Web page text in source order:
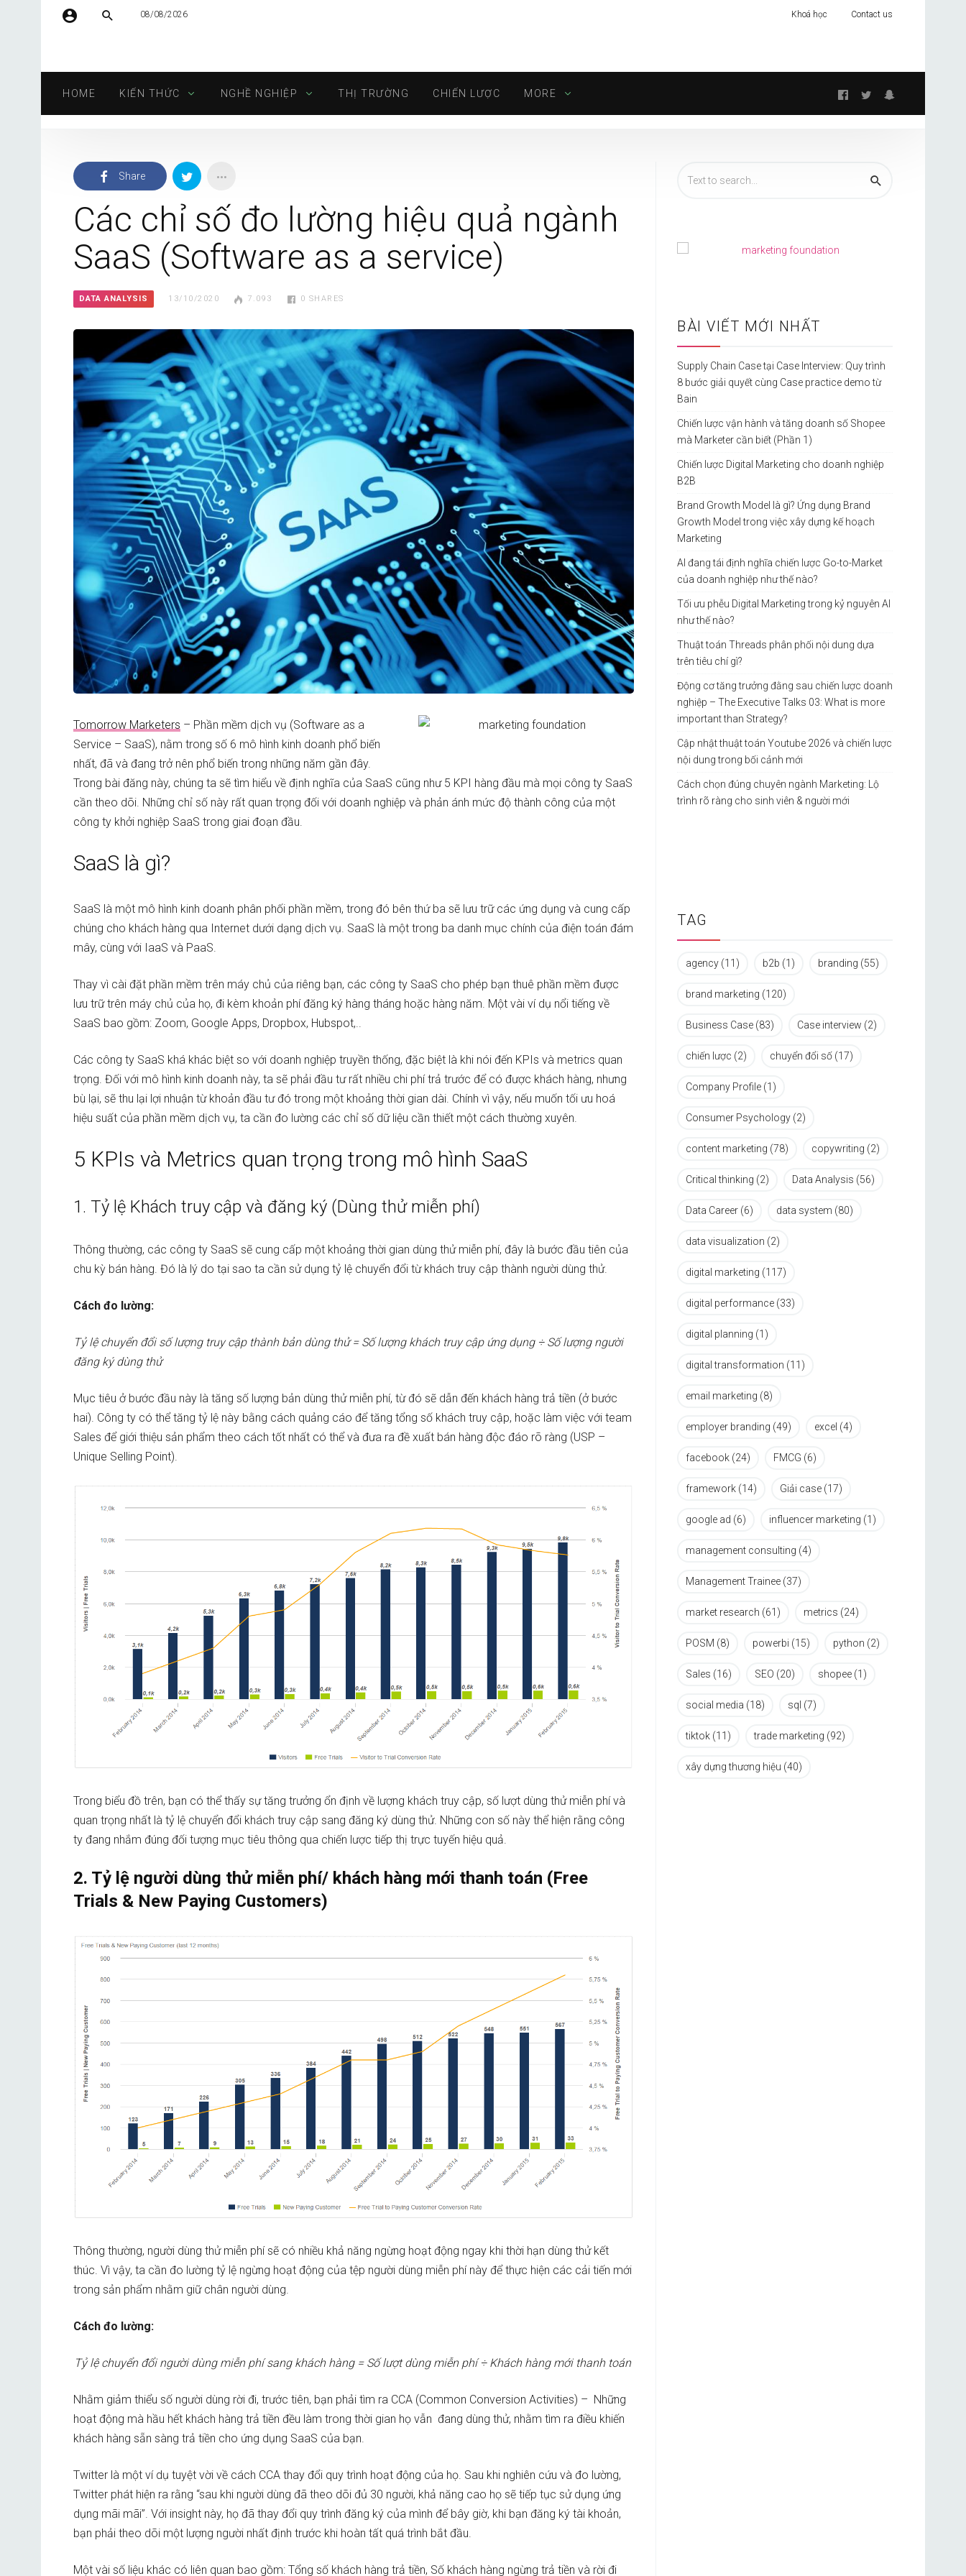
Mật khẩu
Tự động đăng nhập
08/08/2026 Khoá học Contact us
HOME KIẾN THỨC NGHỀ NGHIỆP THỊ TRƯỜNG CHIẾN LƯỢC MORE Follow
Share
Các chỉ số đo lường hiệu quả ngành
SaaS (Software as a service)
DATA ANALYSIS 13/10/2020 7.093 0 SHARES
Tomorrow Marketers – Phần mềm dịch vụ (Software as a
Service – SaaS), nằm trong số 6 mô hình kinh doanh phổ biến
nhất, đã và đang trở nên phổ biến trong những năm gần đây.
Trong bài đăng này, chúng ta sẽ tìm hiểu về định nghĩa của SaaS cũng như 5 KPI hàng đầu mà mọi công ty SaaS
cần theo dõi. Những chỉ số này rất quan trọng đối với doanh nghiệp và phản ánh mức độ thành công của một
công ty khởi nghiệp SaaS trong giai đoạn đầu.
SaaS là gì?
SaaS là một mô hình kinh doanh phân phối phần mềm, trong đó bên thứ ba sẽ lưu trữ các ứng dụng và cung cấp
chúng cho khách hàng qua Internet dưới dạng dịch vụ. SaaS là ​​một trong ba danh mục chính của điện toán đám
mây, cùng với IaaS và PaaS.
Thay vì cài đặt phần mềm trên máy chủ của riêng bạn, các công ty SaaS cho phép bạn thuê phần mềm được
lưu trữ trên máy chủ của họ, đi kèm khoản phí đăng ký hàng tháng hoặc hàng năm. Một vài ví dụ nổi tiếng về
SaaS bao gồm: Zoom, Google Apps, Dropbox, Hubspot,..
Các công ty SaaS khá khác biệt so với doanh nghiệp truyền thống, đặc biệt là khi nói đến KPIs và metrics quan
trọng. Đối với mô hình kinh doanh này, ta sẽ phải đầu tư rất nhiều chi phí trả trước để có được khách hàng, nhưng
bù lại, sẽ thu lại lợi nhuận từ khoản đầu tư đó trong một khoảng thời gian dài. Chính vì vậy, nếu muốn tối ưu hoá
hiệu suất của phần mềm dịch vụ, ta cần đo lường các chỉ số dữ liệu cần thiết một cách thường xuyên.
5 KPIs và Metrics quan trọng trong mô hình SaaS
1. Tỷ lệ Khách truy cập và đăng ký (Dùng thử miễn phí)
Thông thường, các công ty SaaS sẽ cung cấp một khoảng thời gian dùng thử miễn phí, đây là bước đầu tiên của
chu kỳ bán hàng. Đó là lý do tại sao ta cần sử dụng tỷ lệ chuyển đổi từ khách truy cập thành người dùng thử.
Cách đo lường:
Tỷ lệ chuyển đổi số lượng truy cập thành bản dùng thử = Số lượng khách truy cập ứng dụng ÷ Số lượng người
đăng ký dùng thử
Mục tiêu ở bước đầu này là tăng số lượng bản dùng thử miễn phí, từ đó sẽ dẫn đến khách hàng trả tiền (ở bước
hai). Công ty có thể tăng tỷ lệ này bằng cách quảng cáo để tăng tổng số khách truy cập, hoặc làm việc với team
Sales để giới thiệu sản phẩm theo cách tốt nhất có thể và đưa ra đề xuất bán hàng độc đáo rõ ràng (USP –
Unique Selling Point).
Trong biểu đồ trên, bạn có thể thấy sự tăng trưởng ổn định về lượng khách truy cập, số lượt dùng thử miễn phí và
quan trọng nhất là tỷ lệ chuyển đổi khách truy cập sang đăng ký dùng thử. Những con số này thể hiện rằng công
ty đang nhắm đúng đối tượng mục tiêu thông qua chiến lược tiếp thị trực tuyến hiệu quả.
2. Tỷ lệ người dùng thử miễn phí/ khách hàng mới thanh toán (Free
Trials & New Paying Customers)
Thông thường, người dùng thử miễn phí sẽ có nhiều khả năng ngừng hoạt động ngay khi thời hạn dùng thử kết
thúc. Vì vậy, ta cần đo lường tỷ lệ ngừng hoạt động của tệp người dùng miễn phí này để thực hiện các cải tiến mới
trong sản phẩm nhằm giữ chân người dùng.
Cách đo lường:
Tỷ lệ chuyển đổi người dùng miễn phí sang khách hàng = Số lượt dùng miễn phí ÷ Khách hàng mới thanh toán
Nhằm giảm thiểu số người dùng rời đi, trước tiên, bạn phải tìm ra CCA (Common Conversion Activities) – Những
hoạt động mà hầu hết khách hàng trả tiền đều làm trong thời gian họ vẫn đang dùng thử, nhằm tìm ra điều khiến
khách hàng sẵn sàng trả tiền cho ứng dụng SaaS của bạn.
Twitter là một ví dụ tuyệt vời về cách CCA thay đổi quy trình hoạt động của họ. Sau khi nghiên cứu và đo lường,
Twitter phát hiện ra rằng “sau khi người dùng đã theo dõi đủ 30 người, khả năng cao họ sẽ tiếp tục sử dụng ứng
dụng mãi mãi”. Với insight này, họ đã thay đổi quy trình đăng ký của mình để bây giờ, khi bạn đăng ký tài khoản,
bạn phải theo dõi một lượng người nhất định trước khi hoàn tất quá trình bắt đầu.
Một vài số liệu khác có liên quan bao gồm: Tổng số khách hàng trả tiền, Số khách hàng ngừng trả tiền và rời đi
BÀI VIẾT MỚI NHẤT
Supply Chain Case tại Case Interview: Quy trình
8 bước giải quyết cùng Case practice demo từ
Bain
Chiến lược vận hành và tăng doanh số Shopee
mà Marketer cần biết (Phần 1)
Chiến lược Digital Marketing cho doanh nghiệp
B2B
Brand Growth Model là gì? Ứng dụng Brand
Growth Model trong việc xây dựng kế hoạch
Marketing
AI đang tái định nghĩa chiến lược Go-to-Market
của doanh nghiệp như thế nào?
Tối ưu phễu Digital Marketing trong kỷ nguyên AI
như thế nào?
Thuật toán Threads phân phối nội dung dựa
trên tiêu chí gì?
Động cơ tăng trưởng đằng sau chiến lược doanh
nghiệp – The Executive Talks 03: What is more
important than Strategy?
Cập nhật thuật toán Youtube 2026 và chiến lược
nội dung trong bối cảnh mới
Cách chọn đúng chuyên ngành Marketing: Lộ
trình rõ ràng cho sinh viên & người mới
TAG
agency (11) b2b (1) branding (55)
brand marketing (120)
Business Case (83) Case interview (2)
chiến lược (2) chuyển đổi số (17)
Company Profile (1)
Consumer Psychology (2)
content marketing (78) copywriting (2)
Critical thinking (2) Data Analysis (56)
Data Career (6) data system (80)
data visualization (2)
digital marketing (117)
digital performance (33)
digital planning (1)
digital transformation (11)
email marketing (8)
employer branding (49) excel (4)
facebook (24) FMCG (6)
framework (14) Giải case (17)
google ad (6) influencer marketing (1)
management consulting (4)
Management Trainee (37)
market research (61) metrics (24)
POSM (8) powerbi (15) python (2)
Sales (16) SEO (20) shopee (1)
social media (18) sql (7)
tiktok (11) trade marketing (92)
xây dựng thương hiệu (40)